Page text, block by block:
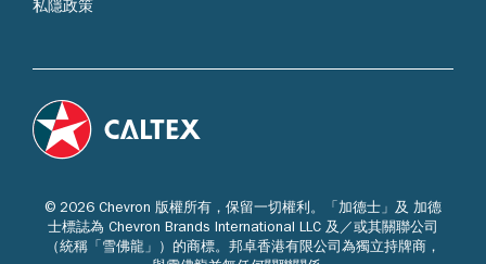
私隱政策
© 2026 Chevron 版權所有，保留一切權利。「加德士」及 加德
士標誌為 Chevron Brands International LLC 及／或其關聯公司
（統稱「雪佛龍」）的商標。邦卓香港有限公司為獨立持牌商，